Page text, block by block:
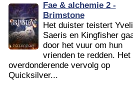
Fae & alchemie 2 -
Brimstone
Het duister teistert
Saeris en Kingfisher
door het vuur om hun
vrienden te redden. Het
overdonderende vervolg op
Quicksilver...